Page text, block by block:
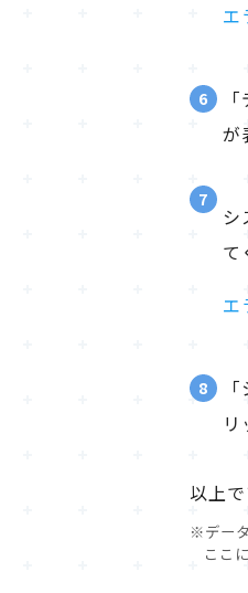
エ
6
が
7
て
エ
8
リ
以上
※デー
ここ